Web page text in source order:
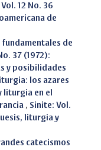
12 No. 36
de
fundamentales de
37 (1972):
y posibilidades
los azares
liturgia en el
, Sinite: Vol.
liturgia y
catecismos